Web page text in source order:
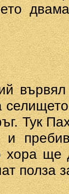
вървял
Тук
и
хора ще
полза